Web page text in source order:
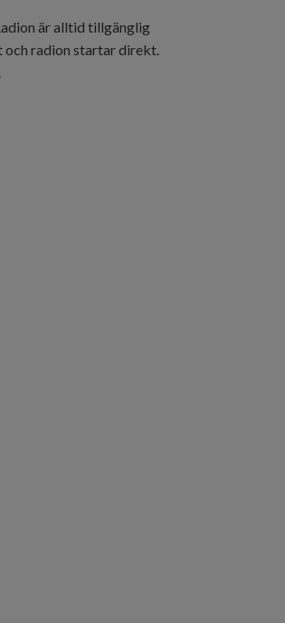
är alltid tillgänglig
och radion startar direkt.